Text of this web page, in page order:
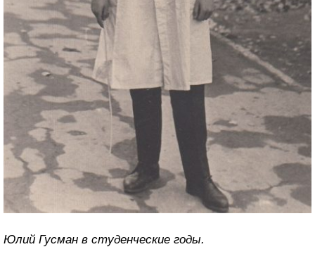
Юлий Гусман в студенческие годы.